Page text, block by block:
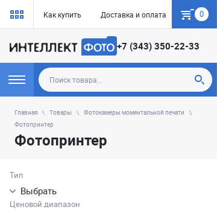
Как купить Доставка и оплата Гарантия
0
+7 (343) 350-22-33
Главная Товары
Фотокамеры моментальной печати
Фотопринтер
Фотопринтер
Тип
Выбрать
Ценовой диапазон